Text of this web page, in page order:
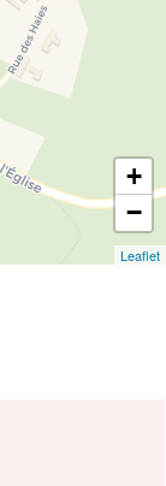
+
−
Leaflet